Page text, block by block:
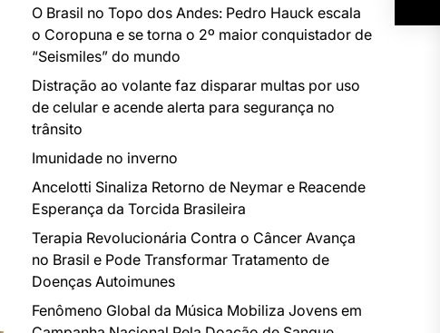
O Brasil no Topo dos Andes: Pedro Hauck escala
o Coropuna e se torna o 2º maior conquistador de
“Seismiles” do mundo
Distração ao volante faz disparar multas por uso
de celular e acende alerta para segurança no
trânsito
Imunidade no inverno
Ancelotti Sinaliza Retorno de Neymar e Reacende
Esperança da Torcida Brasileira
Terapia Revolucionária Contra o Câncer Avança
no Brasil e Pode Transformar Tratamento de
Doenças Autoimunes
Fenômeno Global da Música Mobiliza Jovens em